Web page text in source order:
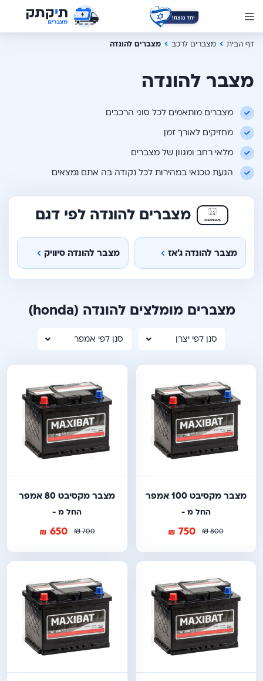
דף הבית מצברים לרכב מצברים להונדה
מצבר להונדה
מצברים מותאמים לכל סוגי הרכבים
מחזיקים לאורך זמן
מלאי רחב ומגוון של מצברים
הגעת טכנאי במהירות לכל נקודה בה אתם נמצאים
מצברים להונדה לפי דגם
מצבר להונדה ג'אז מצבר להונדה סיוויק
מצברים מומלצים להונדה (honda)
סנן לפי יצרן סנן לפי אמפר
מצבר מקסיבט 100 אמפר
החל מ -
800
₪
750
₪
מצבר מקסיבט 80 אמפר
החל מ -
700
₪
650
₪